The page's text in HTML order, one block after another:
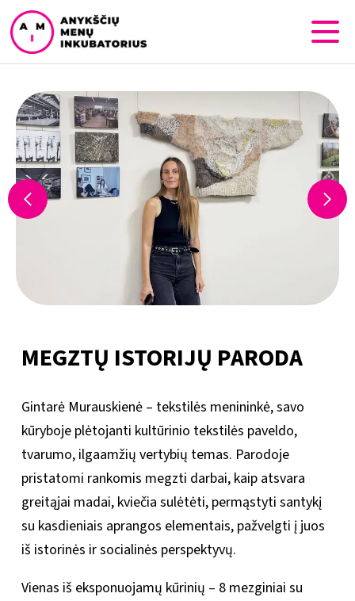
MEGZTŲ ISTORIJŲ PARODA
Gintarė Murauskienė – tekstilės menininkė, savo
kūryboje plėtojanti kultūrinio tekstilės paveldo,
tvarumo, ilgaamžių vertybių temas. Parodoje
pristatomi rankomis megzti darbai, kaip atsvara
greitąjai madai, kviečia sulėtėti, permąstyti santykį
su kasdieniais aprangos elementais, pažvelgti į juos
iš istorinės ir socialinės perspektyvų.
Vienas iš eksponuojamų kūrinių – 8 mezginiai su